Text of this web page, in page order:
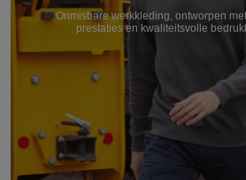
Onmisbare werkkleding, ontworpen
prestaties en kwaliteitsvolle